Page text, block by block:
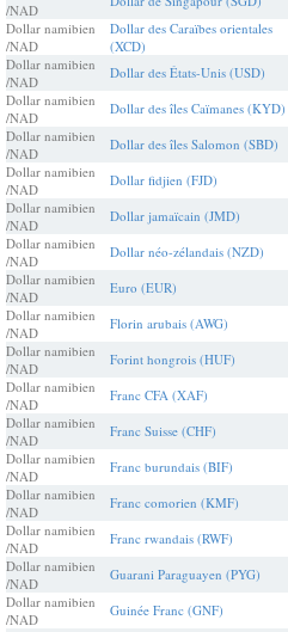
/NAD
Dollar namibien
/NAD
Dollar des Caraïbes orientales
(XCD)
Dollar namibien
/NAD
Dollar des États-Unis (USD)
Dollar namibien
/NAD
Dollar des îles Caïmanes (KYD)
Dollar namibien
/NAD
Dollar des îles Salomon (SBD)
Dollar namibien
/NAD
Dollar fidjien (FJD)
Dollar namibien
/NAD
Dollar jamaïcain (JMD)
Dollar namibien
/NAD
Dollar néo-zélandais (NZD)
Dollar namibien
/NAD
Euro (EUR)
Dollar namibien
/NAD
Florin arubais (AWG)
Dollar namibien
/NAD
Forint hongrois (HUF)
Dollar namibien
/NAD
Franc CFA (XAF)
Dollar namibien
/NAD
Franc Suisse (CHF)
Dollar namibien
/NAD
Franc burundais (BIF)
Dollar namibien
/NAD
Franc comorien (KMF)
Dollar namibien
/NAD
Franc rwandais (RWF)
Dollar namibien
/NAD
Guarani Paraguayen (PYG)
Dollar namibien
/NAD
Guinée Franc (GNF)